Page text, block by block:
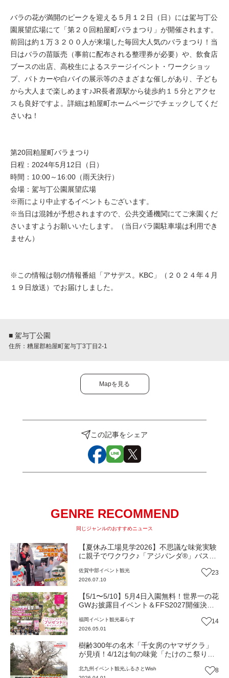
バラの花が満開のピークを迎える５月１２日（日）には駕与丁公
園展望広場にて「第２０回粕屋町バラまつり」が開催されます。
前回は約１万３２００人が来場した毎回大人気のバラまつり！当
日はバラの苗販売（事前に配布される整理券が必要）や、飲食店
ブースの出店、高校生によるステージイベント・ワークショッ
プ、パトカーや白バイの展示等のさまざまな催しがあり、子ども
から大人まで楽しめます♪JR長者原駅から徒歩約１５分とアクセ
スも良好ですよ。詳細は粕屋町ホームページでチェックしてくだ
さいね！
第20回粕屋町バラまつり
日程：2024年5月12日（日）
時間：10:00～16:00（雨天決行）
会場：駕与丁公園展望広場
※雨により中止するイベントもございます。
※当日は混雑が予想されますので、公共交通機関にてご来園くだ
さいますようお願いいたします。（当日バラ園駐車場は利用でき
ません）
※この情報は朝の情報番組「アサデス。KBC」（２０２４年４月
１９日放送）でお届けしました。
■ 駕与丁公園
住所：糟屋郡粕屋町駕与丁3丁目2-1
Mapを見る
この記事をシェア
GENRE RECOMMEND
同じジャンルのおすすめニュース
【夏休み工場見学2026】不思議な味覚実験
に親子でワクワク♪「アジパンダ®」バス
工場』（佐賀市）
佐賀中部イベント観光
2026.07.10
23
【5/1〜5/10】5月4日入園無料！世界一の花
GWお披露目イベント＆FFS2027開催決
福岡 イベント観光暮らす
2026.05.01
14
樹齢300年の名木「千女房のヤマザクラ」
が見頃！4/12は旬の味覚「たけのこ祭り」
とWish】
北九州 イベント観光 ふるさとWish
8